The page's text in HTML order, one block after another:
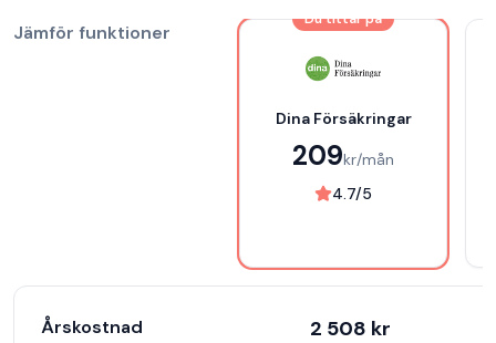
Jämför funktioner
Du tittar på
Dina Försäkringar
209kr/mån
4.7/5
Årskostnad 2 508 kr